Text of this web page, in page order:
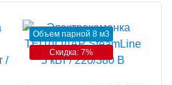
Объем парной 8 м3
Скидка: 7%